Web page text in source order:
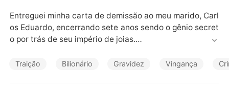
Contos Curtos
Entreguei minha carta de demissão ao meu marido, Carl
os Eduardo, encerrando sete anos sendo o gênio secret
o por trás de seu império de joias.
Eu achava que estava apenas deixando um traidor, mas
Traição Bilionário Gravidez Vingança